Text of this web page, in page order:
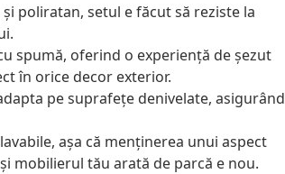
poliratan, setul e făcut să reziste la
spumă, oferind o experiență de șezut
în orice decor exterior.
pe suprafețe denivelate, asigurând
așa că menținerea unui aspect
mobilierul tău arată de parcă e nou.